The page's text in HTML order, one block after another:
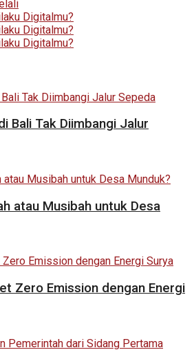
Bali Tak Diimbangi Jalur
atau Musibah untuk Desa
Zero Emission dengan Energi